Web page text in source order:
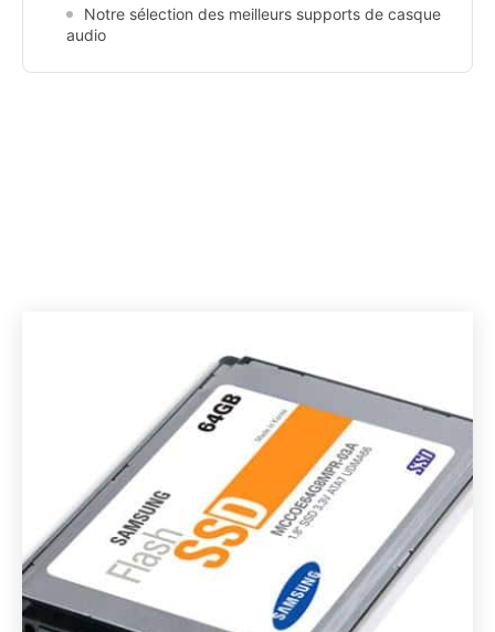
Notre sélection des meilleurs supports de casque
audio